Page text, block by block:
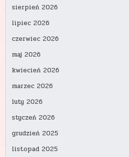
sierpień 2026
lipiec 2026
czerwiec 2026
maj 2026
kwiecień 2026
marzec 2026
luty 2026
styczeń 2026
grudzień 2025
listopad 2025